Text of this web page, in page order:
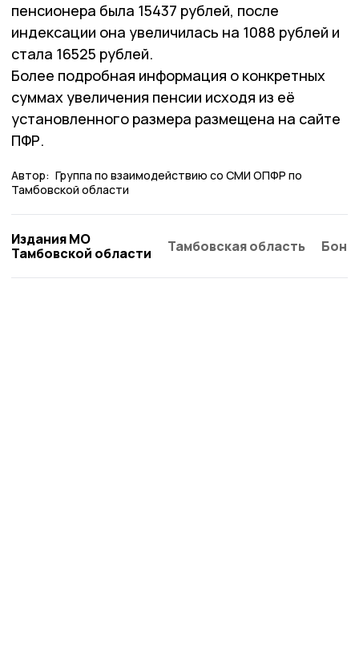
пенсионера была 15437 рублей, после
индексации она увеличилась на 1088 рублей и
стала 16525 рублей.
Более подробная информация о конкретных
суммах увеличения пенсии исходя из её
установленного размера размещена на сайте
ПФР.
Автор: Группа по взаимодействию со СМИ ОПФР по
Тамбовской области
Издания МО
Тамбовской области
Тамбовская область